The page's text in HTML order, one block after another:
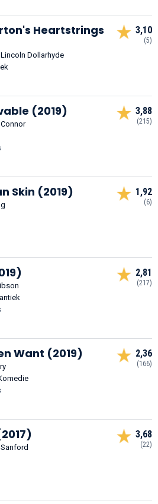
Heartstrings
Lincoln Dollarhyde
3,10
(5)
(2019)
Connor
3,88
(215)
Skin (2019) 1,92
(6)
2,81
(217)
Want (2019) 2,36
(166)
Sanford
3,68
(22)